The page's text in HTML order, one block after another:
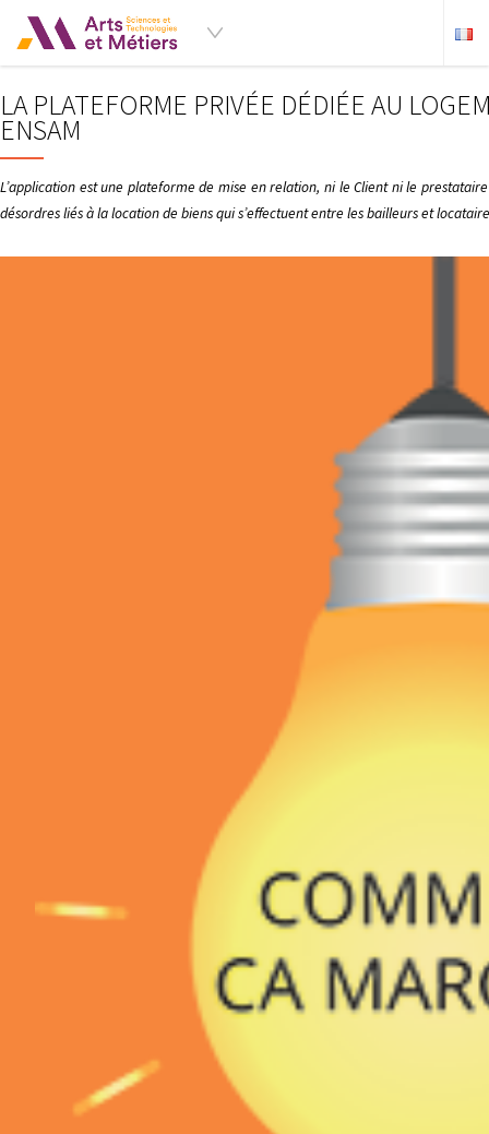
LA PLATEFORME PRIVÉE DÉDIÉE AU
ENSAM
L’application est une plateforme de mise en relation, ni le Client ni le
désordres liés à la location de biens qui s’effectuent entre les bailleurs et